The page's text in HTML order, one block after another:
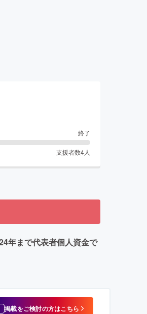
終了
支援者数4人
年まで代表者個人資金で
掲載をご検討の方はこちら